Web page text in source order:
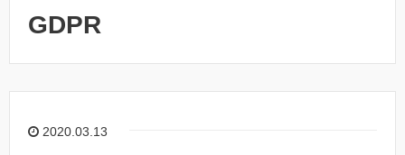
GDPR
2020.03.13